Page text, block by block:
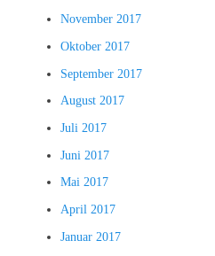
November 2017
Oktober 2017
September 2017
August 2017
Juli 2017
Juni 2017
Mai 2017
April 2017
Januar 2017